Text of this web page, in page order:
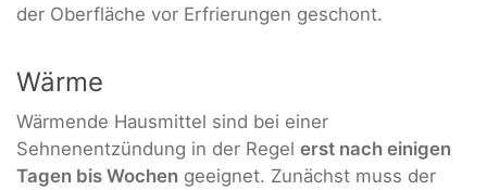
der Oberfläche vor Erfrierungen geschont.
Wärme
Wärmende Hausmittel sind bei einer
Sehnenentzündung in der Regel erst nach einigen
Tagen bis Wochen geeignet. Zunächst muss der